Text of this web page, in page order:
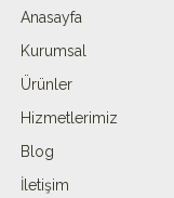
Anasayfa
Kurumsal
Ürünler
Hizmetlerimiz
Blog
İletişim